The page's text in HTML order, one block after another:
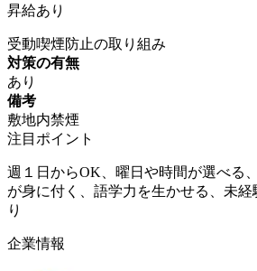
昇給あり
受動喫煙防止の取り組み
対策の有無
あり
備考
敷地内禁煙
注目ポイント
週１日からOK、曜日や時間が選べる
が身に付く、語学力を生かせる、未
り
企業情報